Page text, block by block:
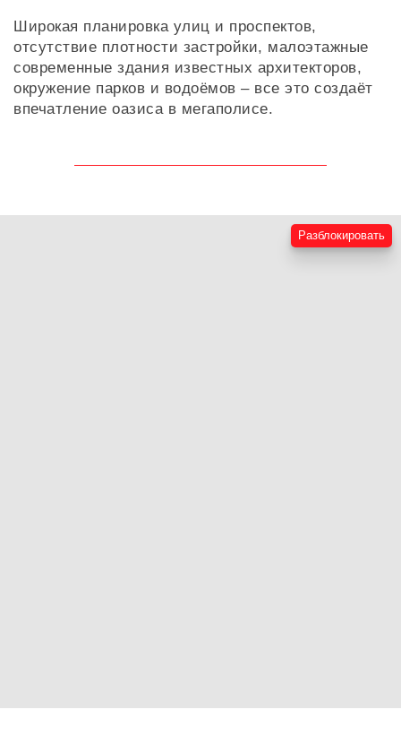
Широкая планировка улиц и проспектов,
отсутствие плотности застройки, малоэтажные
современные здания известных архитекторов,
окружение парков и водоёмов – все это создаёт
впечатление оазиса в мегаполисе.
Разблокировать